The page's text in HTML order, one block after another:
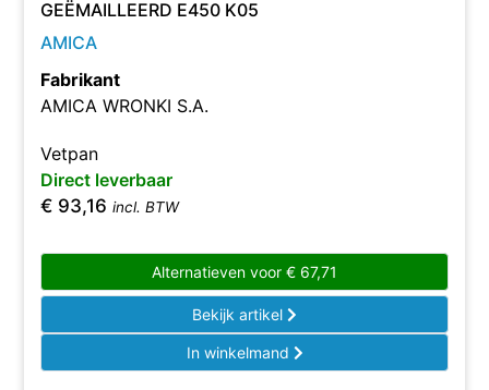
GEËMAILLEERD E450 K05
AMICA
Fabrikant
AMICA WRONKI S.A.
Vetpan
Direct leverbaar
€ 93,16 incl. BTW
Alternatieven voor € 67,71
Bekijk artikel
In winkelmand